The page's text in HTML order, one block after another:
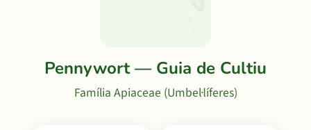
Pennywort — Guia de Cultiu
Família Apiaceae (Umbel·líferes)